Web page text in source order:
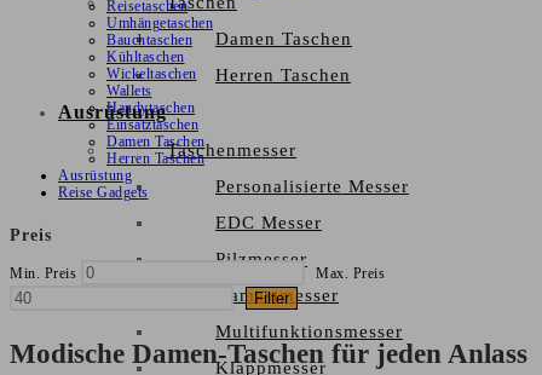
Damen Taschen
Herren Taschen
Ausrüstung
Taschenmesser
Personalisierte Messer
EDC Messer
Pilzmesser
Damastmesser
Multifunktionsmesser
Klappmesser
Reisetaschen
Umhängetaschen
Bauchtaschen
Kühltaschen
Wickeltaschen
Wallets
Handytaschen
Einsatztaschen
Damen Taschen
Herren Taschen
Ausrüstung
Reise Gadgets
Preis
Min. Preis Max. Preis
Filter
Modische Damen-Taschen für jeden Anlass